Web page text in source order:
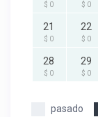
$ 0 $ 0
21
$ 0
22
$ 0
28
$ 0
29
$ 0
pasado